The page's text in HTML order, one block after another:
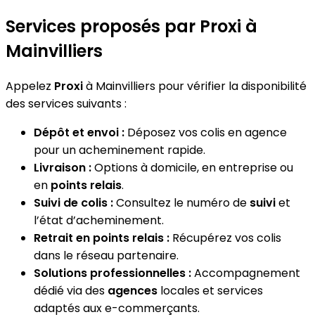
Services proposés par Proxi à
Mainvilliers
Appelez Proxià Mainvilliers pour vérifier la disponibilité
des services suivants :
Dépôt et envoi : Déposez vos colis en agence
pour un acheminement rapide.
Livraison :Options à domicile, en entreprise ou
en points relais.
Suivi de colis :Consultez le numéro de suiviet
l’état d’acheminement.
Retrait en points relais : Récupérez vos colis
dans le réseau partenaire.
Solutions professionnelles :Accompagnement
dédié via des agences locales et services
adaptés aux e-commerçants.